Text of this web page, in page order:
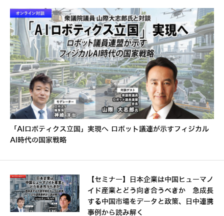
「AIロボティクス立国」実現へ ロボット議連が示すフィジカル
AI時代の国家戦略
【セミナー】日本企業は中国ヒューマノ
イド産業とどう向き合うべきか 急成長
する中国市場をデータと政策、日中連携
事例から読み解く